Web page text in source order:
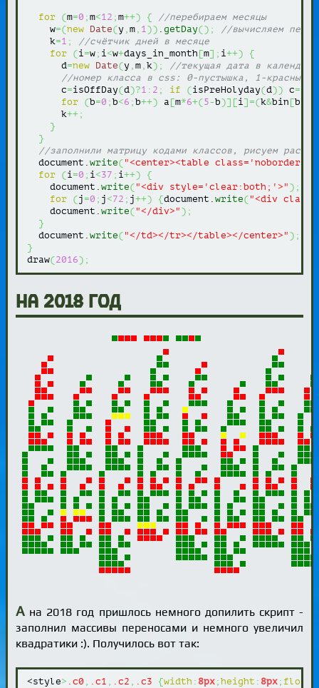
for (m=0 ; m<12 ; m++) {
//перебираем месяцы
    w
=(new Date(y , m, 1)) . getDay() ;
//вычисляем
    k
=1 ;
//счётчик дней в месяце
for
(i=w; i<w+days_in_month [m] ; i++)
{
      d
=new Date(y , m, k) ;
//текущая дата в календаре
//номер класса в css: 0-пустышка, 1-красный,
      c
=isOffDay(d)?1 : 2 ; if (isPreHolyday(d)) c=
for
(b=0 ; b<6 ; b++) a [m*6+(5-b)] [i] =(k&bin [b
      k
++;
}
}
//заполнили матрицу кодами классов, рисуем
  document.
write( "<center><table class='noborder
for
(i=0 ; i<37 ; i++)
{
    document.
write( "<div style='clear:both;'>" ) ;
for
(j =0 ; j<72 ; j++) {document. write( "<div
    document.
write( "</div>" ) ;
}
  document.
write( "</td></tr></table></center>" ) ;
}
draw(2016) ;
на 2018 год
А на 2018 год пришлось немного допилить скрипт -
заполнил массивы переносами и немного увеличил
квадратики :). Получилось вот так:
<style> .c0 , .c1 , .c2 , .c3 {width : 8px; height : 8px; float